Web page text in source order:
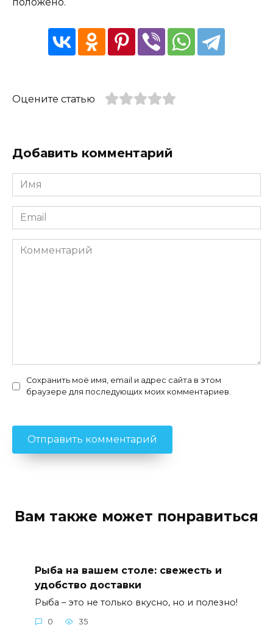
Оцените статью
Добавить комментарий
Имя
*
Email
*
Комментарий
Сохранить моё имя, email и адрес сайта в этом
браузере для последующих моих комментариев.
Вам также может понравиться
Рыба на вашем столе: свежесть и
удобство доставки
Рыба – это не только вкусно, но и полезно!
0 35